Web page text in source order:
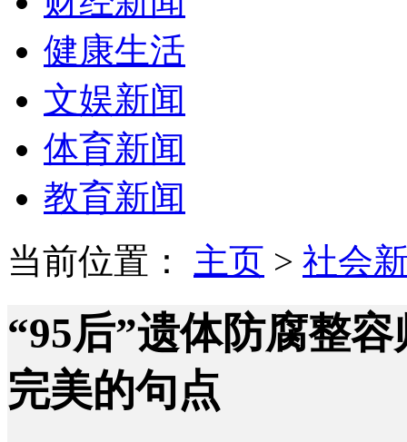
健康生活
文娱新闻
体育新闻
教育新闻
当前位置： 主页 > 社会
“95后”遗体防腐整
完美的句点